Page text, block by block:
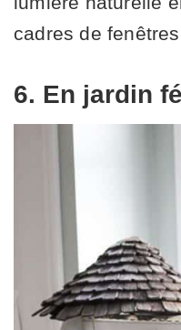
cadres de
6. En jardin